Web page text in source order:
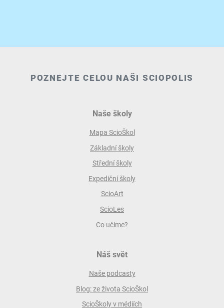
POZNEJTE CELOU NAŠI SCIOPOLIS
Naše školy
Mapa ScioŠkol
Základní školy
Střední školy
Expediční školy
ScioArt
ScioLes
Co učíme?
Náš svět
Naše podcasty
Blog: ze života ScioŠkol
ScioŠkoly v médiích